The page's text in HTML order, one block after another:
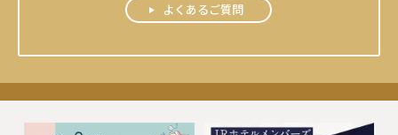
よくあるご質問